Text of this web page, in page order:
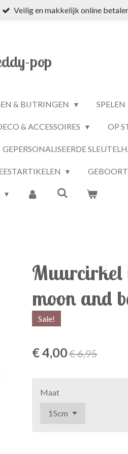
Veilig en makkelijk online
pop
& BIJTRINGEN SPELEN
& ACCESSOIRES OP
GEPERSONALISEERDE
Muurcirkel
moon and
Sale!
€ 4,00€ 6,95
Maat